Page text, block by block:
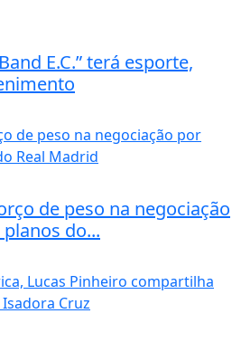
E.C.” terá esporte,
de peso na negociação
do...